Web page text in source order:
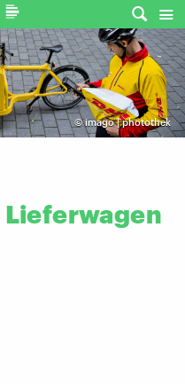
©imago | photothek
Lieferwagen